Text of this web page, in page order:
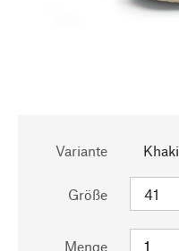
Variante Khaki
Größe
Menge